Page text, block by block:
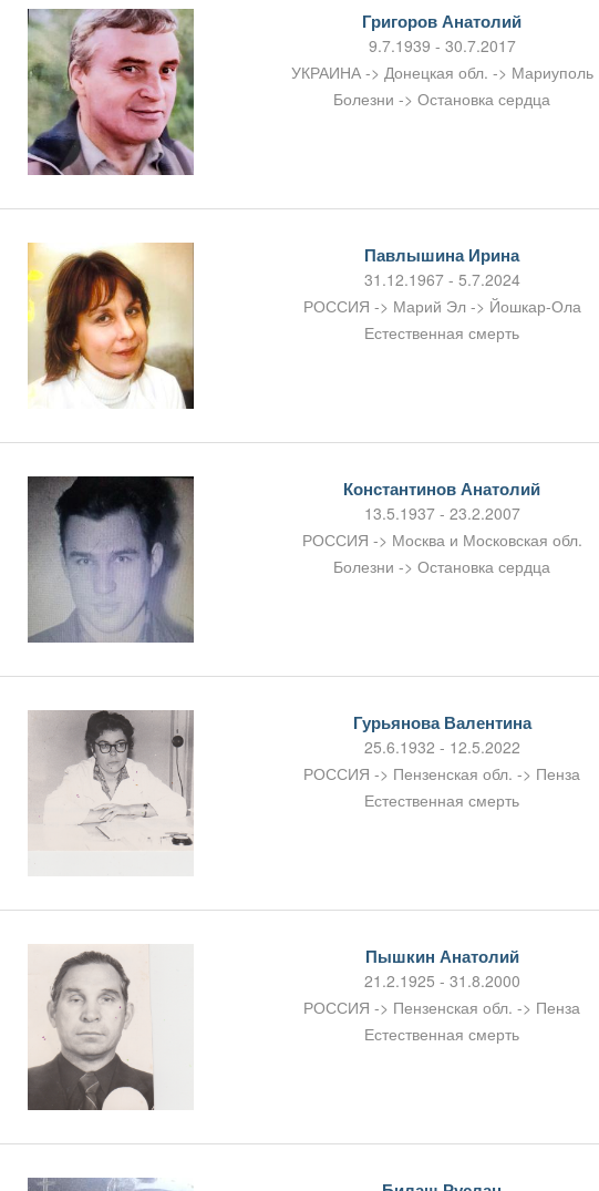
Григоров Анатолий
9.7.1939 - 30.7.2017
УКРАИНА -> Донецкая обл. -> Мариуполь
Болезни -> Остановка сердца
Павлышина Ирина
31.12.1967 - 5.7.2024
РОССИЯ -> Марий Эл -> Йошкар-Ола
Естественная смерть
Константинов Анатолий
13.5.1937 - 23.2.2007
РОССИЯ -> Москва и Московская обл.
Болезни -> Остановка сердца
Гурьянова Валентина
25.6.1932 - 12.5.2022
РОССИЯ -> Пензенская обл. -> Пенза
Естественная смерть
Пышкин Анатолий
21.2.1925 - 31.8.2000
РОССИЯ -> Пензенская обл. -> Пенза
Естественная смерть